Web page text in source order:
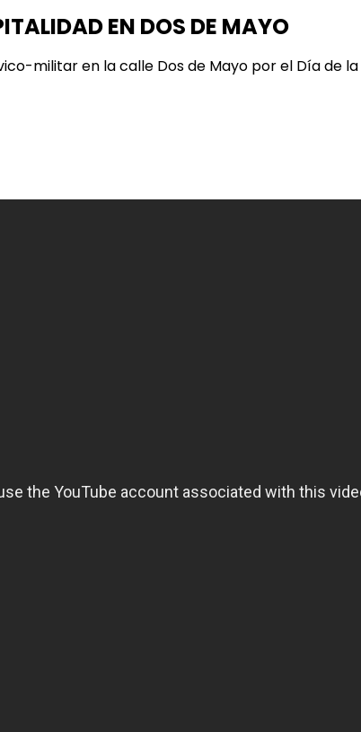
EN DOS DE MAYO
militar en la calle Dos de Mayo por el Día de